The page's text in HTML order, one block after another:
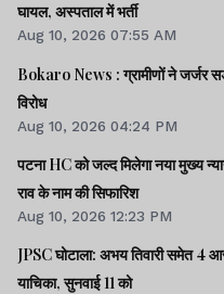
घायल, अस्पताल में भर्ती
Aug 10, 2026 07:55 AM
Bokaro News : ग्रामीणों ने जर्जर
विरोध
Aug 10, 2026 04:24 PM
पटना HC को जल्द मिलेगा नया मुख्य
राव के नाम की सिफारिश
Aug 10, 2026 12:23 PM
JPSC घोटाला: अभय तिवारी समेत 4
याचिका, सुनवाई 11 को